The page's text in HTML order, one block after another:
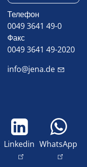
Телефон
0049 3641 49-0
Факс
0049 3641 49-2020
info@jena.de
Linkedin WhatsApp